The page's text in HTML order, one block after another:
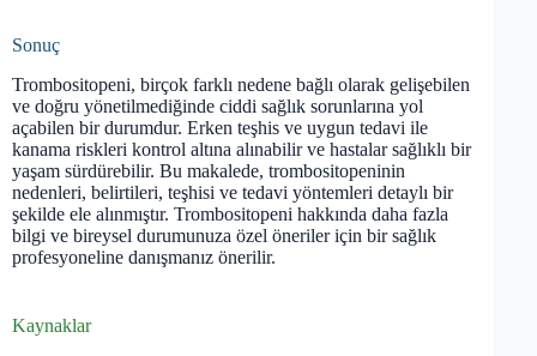
Sonuç
Trombositopeni, birçok farklı nedene bağlı olarak gelişebilen
ve doğru yönetilmediğinde ciddi sağlık sorunlarına yol
açabilen bir durumdur. Erken teşhis ve uygun tedavi ile
kanama riskleri kontrol altına alınabilir ve hastalar sağlıklı bir
yaşam sürdürebilir. Bu makalede, trombositopeninin
nedenleri, belirtileri, teşhisi ve tedavi yöntemleri detaylı bir
şekilde ele alınmıştır. Trombositopeni hakkında daha fazla
bilgi ve bireysel durumunuza özel öneriler için bir sağlık
profesyoneline danışmanız önerilir.
Kaynaklar